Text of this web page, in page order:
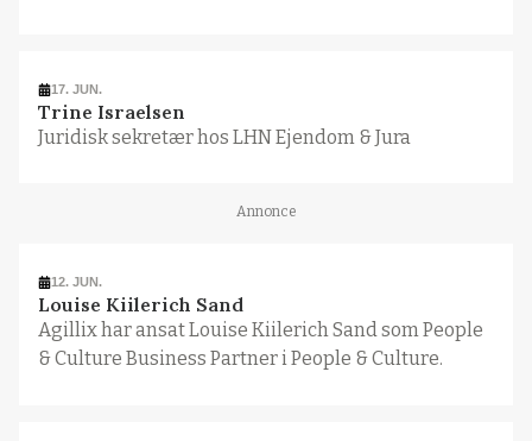
17. JUN.
Trine Israelsen
Juridisk sekretær hos LHN Ejendom & Jura
Annonce
12. JUN.
Louise Kiilerich Sand
Agillix har ansat Louise Kiilerich Sand som People
& Culture Business Partner i People & Culture.